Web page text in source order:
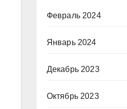
Февраль 2024
Январь 2024
Декабрь 2023
Октябрь 2023